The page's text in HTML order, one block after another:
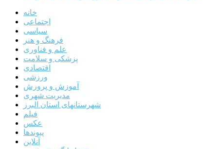
خانه
اجتماعی
سیاسی
فرهنگ و هنر
علم و فناوری
پزشکی و سلامت
اقتصادی
ورزشی
آموزش و پرورش
مدیریت شهری
شهرستانهای استان البرز
فیلم
عکس
پیوندها
آنلاین